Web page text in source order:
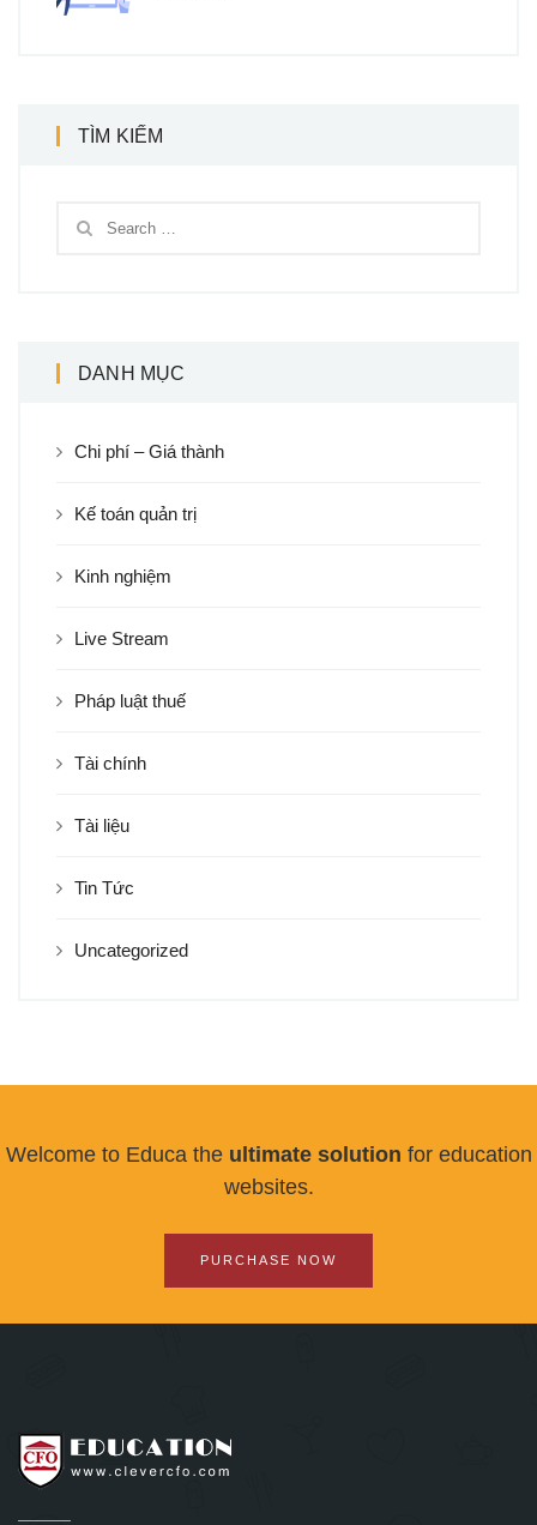
TÌM KIẾM
DANH MỤC
Chi phí – Giá thành
Kế toán quản trị
Kinh nghiệm
Live Stream
Pháp luật thuế
Tài chính
Tài liệu
Tin Tức
Uncategorized
Welcome to Educa the ultimate solution for education
websites.
PURCHASE NOW